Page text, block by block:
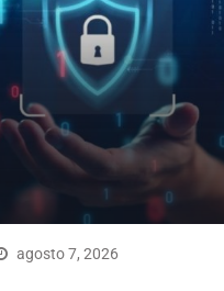
agosto 7, 2026